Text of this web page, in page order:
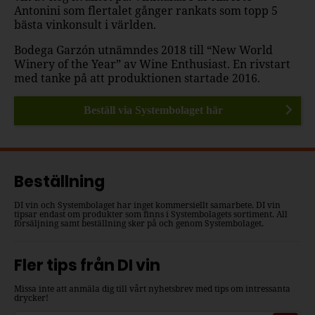
Antonini som flertalet gånger rankats som topp 5
bästa vinkonsult i världen.
Bodega Garzón utnämndes 2018 till “New World
Winery of the Year” av Wine Enthusiast. En rivstart
med tanke på att produktionen startade 2016.
Beställ via Systembolaget här
Beställning
DI vin och Systembolaget har inget kommersiellt samarbete. DI vin
tipsar endast om produkter som finns i Systembolagets sortiment. All
försäljning samt beställning sker på och genom Systembolaget.
Fler tips från DI vin
Missa inte att anmäla dig till vårt nyhetsbrev med tips om intressanta
drycker!